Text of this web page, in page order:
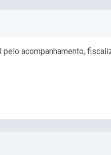
acompanhamento,